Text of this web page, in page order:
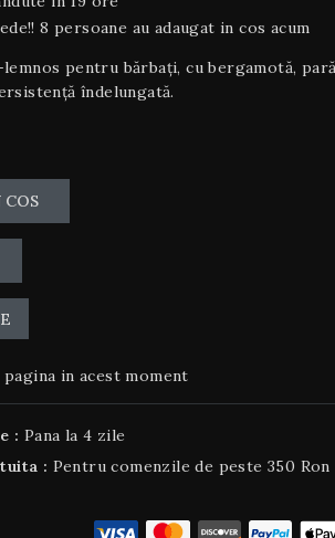
8 persoane au adaugat in cos acum
pentru bărbați, cu bergamotă,
îndelungată.
COS
in acest moment
: Pana la 4 zile
: Pentru comenzile de peste 350 Ron